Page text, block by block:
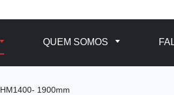
QUEM SOMOS
1900mm